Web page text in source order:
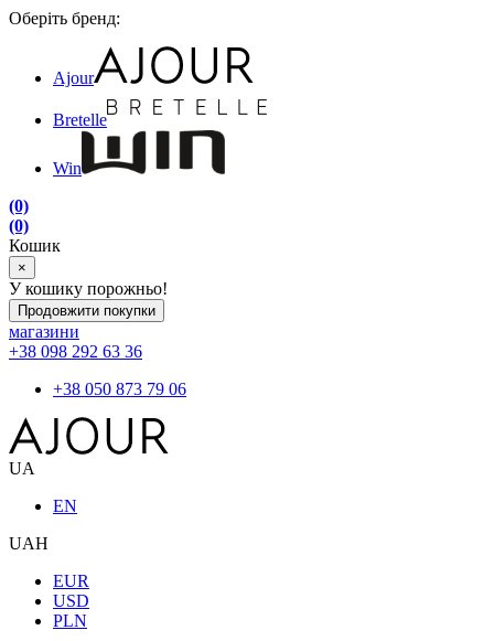
Оберіть бренд:
Ajour
Bretelle
Win
(0)
(0)
Кошик
×
У кошику порожньо!
Продовжити покупки
магазини
+38 098 292 63 36
+38 050 873 79 06
UA
EN
UAH
EUR
USD
PLN